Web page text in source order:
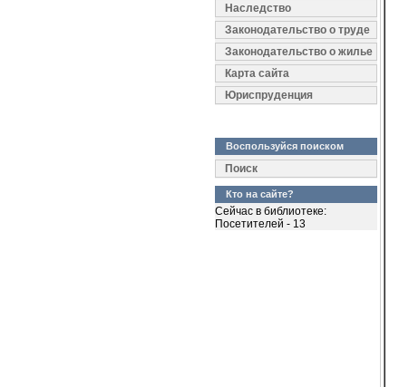
Наследство
Законодательство о труде
Законодательство о жилье
Карта сайта
Юриспруденция
Воспользуйся поиском
Поиск
Кто на сайте?
Сейчас в библиотеке:
Посетителей - 13